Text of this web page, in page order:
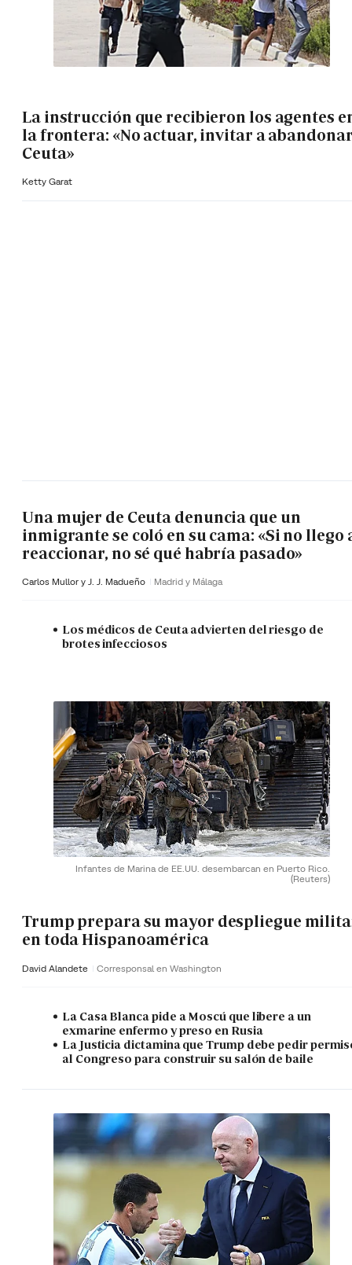
La instrucción que recibieron los agentes
la frontera: «No actuar, invitar a
Ceuta»
Ketty Garat
Una mujer de Ceuta denuncia que un
inmigrante se coló en su cama: «Si no llego
reaccionar, no sé qué habría pasado»
Carlos Mullor y J. J. Madueño Madrid y Málaga
Los médicos de Ceuta advierten del riesgo de
brotes infecciosos
Infantes de Marina de EE.UU. desembarcan en Puerto Rico.
(Reuters)
Trump prepara su mayor despliegue
en toda Hispanoamérica
David Alandete Corresponsal en Washington
La Casa Blanca pide a Moscú que libere a un
exmarine enfermo y preso en Rusia
La Justicia dictamina que Trump debe pedir
al Congreso para construir su salón de baile